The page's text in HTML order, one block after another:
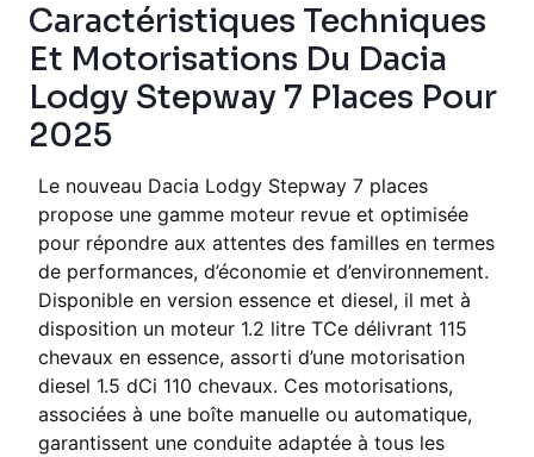
Caractéristiques Techniques
Et Motorisations Du Dacia
Lodgy Stepway 7 Places Pour
2025
Le nouveau Dacia Lodgy Stepway 7 places
propose une gamme moteur revue et optimisée
pour répondre aux attentes des familles en termes
de performances, d’économie et d’environnement.
Disponible en version essence et diesel, il met à
disposition un moteur 1.2 litre TCe délivrant 115
chevaux en essence, assorti d’une motorisation
diesel 1.5 dCi 110 chevaux. Ces motorisations,
associées à une boîte manuelle ou automatique,
garantissent une conduite adaptée à tous les